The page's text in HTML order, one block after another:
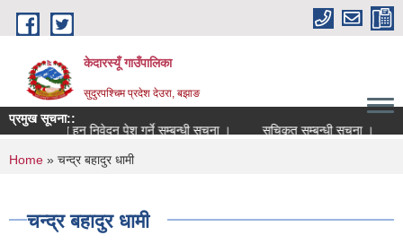
Skip to main content
केदारस्यूँ गाउँपालिका
सुदुरपश्चिम प्रदेश देउरा, बझाङ
प्रमुख सूचना::
सूचिकृत हुन निवेदन पेश गर्ने सम्बन्धी सूचना ।
सूचिकृत सम्बन्धी सूचना ।
You are here
Home » चन्द्र बहादुर धामी
चन्द्र बहादुर धामी